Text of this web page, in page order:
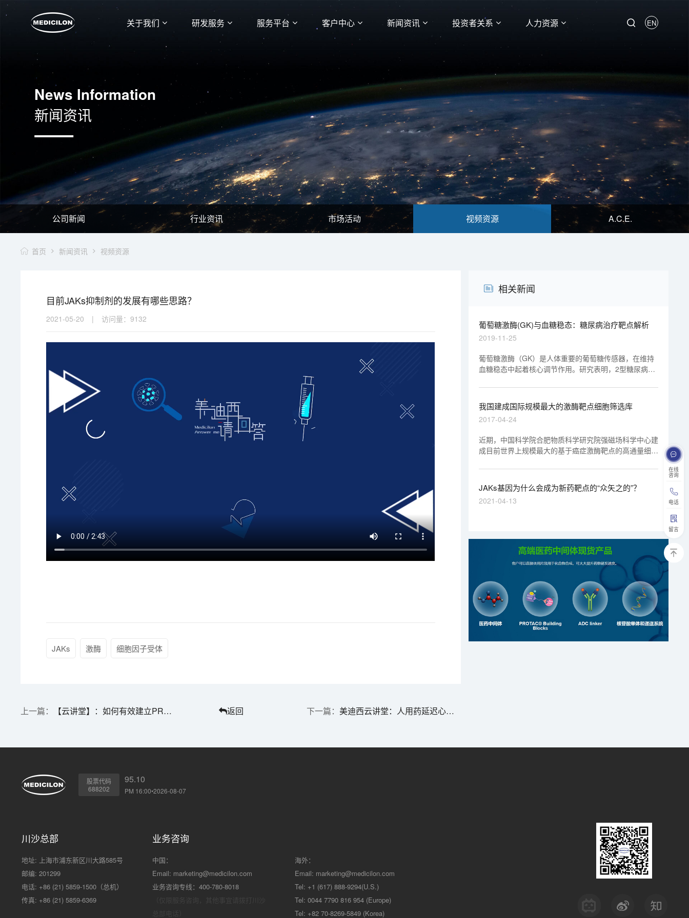
关于我们 研发服务 服务平台 客户中心 新闻资讯 投资者关系 人力资源 EN
在线
咨询
电话
留言
News Information
新闻资讯
公司新闻 行业资讯 市场活动 视频资源 A.C.E.
首页 新闻资讯 视频资源
目前JAKs抑制剂的发展有哪些思路？
2021-05-20 | 访问量：9132
JAKs 激酶 细胞因子受体
【云讲堂】：如何有效建立PROTAC分子的体外活性评价方法？ 返回 美迪西云讲堂：人用药延迟心室复极化（QT间期延长）潜在作用的非临床评价指导原则
相关新闻
葡萄糖激酶(GK)与血糖稳态：糖尿病治疗靶点解析
2019-11-25
葡萄糖激酶（GK）是人体重要的葡萄糖传感器，在维持
血糖稳态中起着核心调节作用。研究表明，2型糖尿病患
（GKA）有望成为治疗2型糖尿病的一线标准疗法。本文
将深入解析GK在血糖稳态调控中的作用机制。
我国建成国际规模最大的激酶靶点细胞筛选库
2017-04-24
近期，中国科学院合肥物质科学研究院强磁场科学中心建
成目前世界上规模最大的基于癌症激酶靶点的高通量细胞
JAKs基因为什么会成为新药靶点的“众矢之的”？
2021-04-13
股票代码
688202
95.10
PM 16:00•2026-08-07
川沙总部
地址: 上海市浦东新区川大路585号
邮编: 201299
电话: +86 (21) 5859-1500（总机）
传真: +86 (21) 5859-6369
业务咨询
中国：
Email: marketing@medicilon.com
业务咨询专线：400-780-8018
海外：
Email: marketing@medicilon.com
Tel: +1 (617) 888-9294(U.S.)
Tel: 0044 7790 816 954 (Europe)
Tel: +82 70-8269-5849 (Korea)